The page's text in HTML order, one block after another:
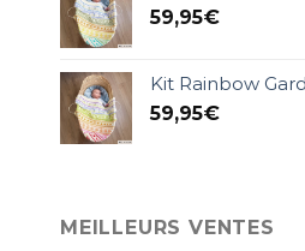
59,95€
Kit Rainbow
59,95€
MEILLEURS VENTES